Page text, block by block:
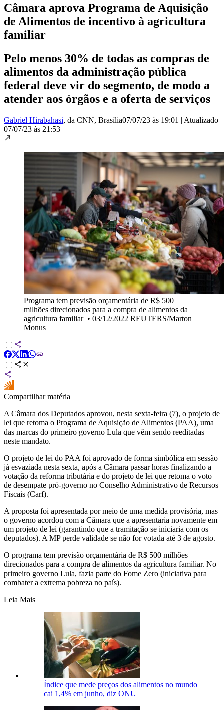
Câmara aprova Programa de Aquisição
de Alimentos de incentivo à agricultura
familiar
Pelo menos 30% de todas as compras de
alimentos da administração pública
federal deve vir do segmento, de modo a
atender aos órgãos e a oferta de serviços
Gabriel Hirabahasi, da CNN, Brasília07/07/23 às 19:01 | Atualizado
07/07/23 às 21:53
Programa tem previsão orçamentária de R$ 500
milhões direcionados para a compra de alimentos da
agricultura familiar• 03/12/2022 REUTERS/Marton
Monus
Compartilhar matéria
A Câmara dos Deputados aprovou, nesta sexta-feira (7), o projeto de
lei que retoma o Programa de Aquisição de Alimentos (PAA), uma
das marcas do primeiro governo Lula que vêm sendo reeditadas
neste mandato.
O projeto de lei do PAA foi aprovado de forma simbólica em sessão
já esvaziada nesta sexta, após a Câmara passar horas finalizando a
votação da reforma tributária e do projeto de lei que retoma o voto
de desempate pró-governo no Conselho Administrativo de Recursos
Fiscais (Carf).
A proposta foi apresentada por meio de uma medida provisória, mas
o governo acordou com a Câmara que a apresentaria novamente em
um projeto de lei (garantindo que a tramitação se iniciaria com os
deputados). A MP perde validade se não for votada até 3 de agosto.
O programa tem previsão orçamentária de R$ 500 milhões
direcionados para a compra de alimentos da agricultura familiar. No
primeiro governo Lula, fazia parte do Fome Zero (iniciativa para
combater a extrema pobreza no país).
Leia Mais
Índice que mede preços dos alimentos no mundo
cai 1,4% em junho, diz ONU